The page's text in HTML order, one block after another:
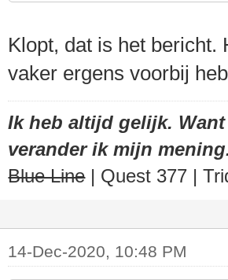
Klopt, dat is het bericht.
vaker ergens voorbij
Ik heb altijd gelijk.
verander ik mijn
Blue Line| Quest 377 |
14-Dec-2020, 10:48 PM